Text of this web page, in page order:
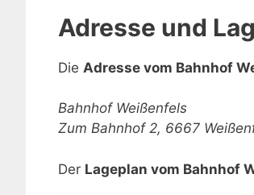
Adresse und
Die Adresse vom Bahnhof
Bahnhof Weißenfels
Zum Bahnhof 2, 6667
Der Lageplan vom Bahnhof